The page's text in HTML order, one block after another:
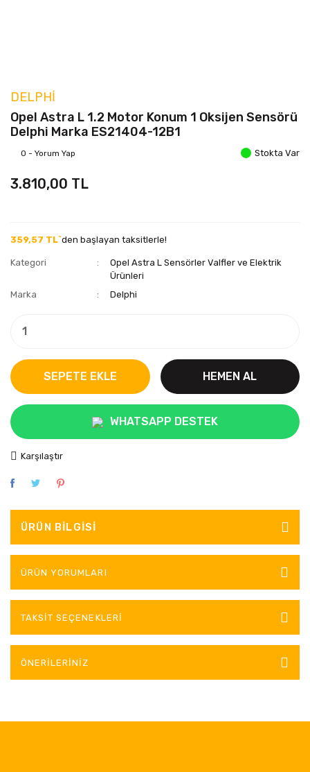
DELPHI
Opel Astra L 1.2 Motor Konum 1 Oksijen Sensörü
Delphi Marka ES21404-12B1
0 - Yorum Yap Stokta Var
3.810,00 TL
359,57 TL`den başlayan taksitlerle!
Kategori
Opel Astra L Sensörler Valfler ve Elektrik
Ürünleri
Marka
Delphi
SEPETE EKLE HEMEN AL
WHATSAPP DESTEK
Karşılaştır
ÜRÜN BILGISI
ÜRÜN YORUMLARI
TAKSIT SEÇENEKLERI
ÖNERILERINIZ